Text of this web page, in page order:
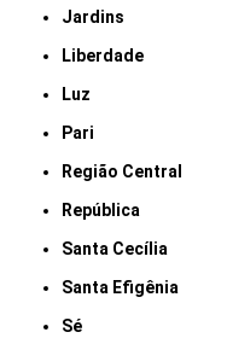
Jardins
Liberdade
Luz
Pari
Região Central
República
Santa Cecília
Santa Efigênia
Sé